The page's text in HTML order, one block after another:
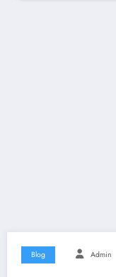
Blog Admin